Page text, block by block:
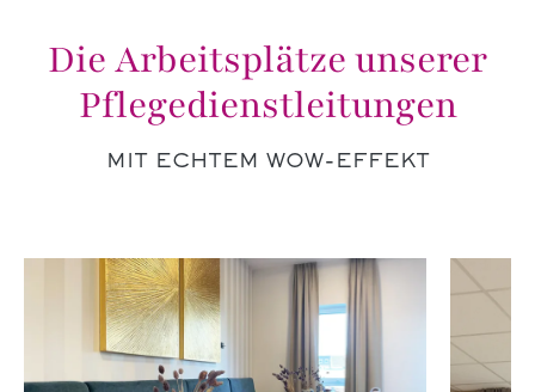
Die Arbeitsplätze unserer
Pflegedienstleitungen
MIT ECHTEM WOW-EFFEKT